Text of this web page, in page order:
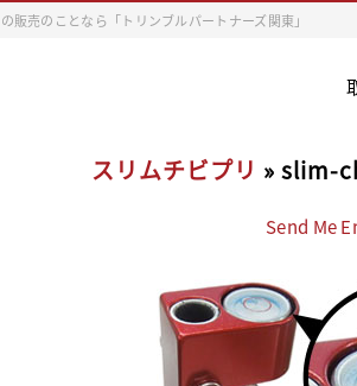
売のことなら「トリンブルパートナーズ関東」
スリムチビプリ » slim-
Send Me